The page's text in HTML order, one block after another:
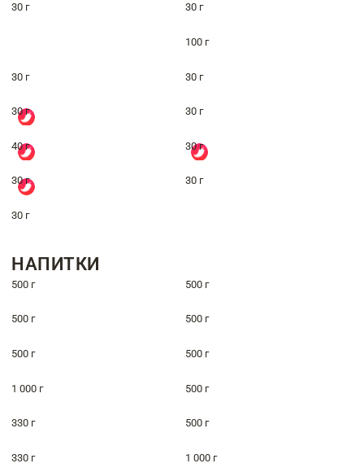
30 г 30 г
100 г
30 г 30 г
30 г 30 г
40 г 30 г
30 г 30 г
30 г
НАПИТКИ
500 г 500 г
500 г 500 г
500 г 500 г
1 000 г 500 г
330 г 500 г
330 г 1 000 г